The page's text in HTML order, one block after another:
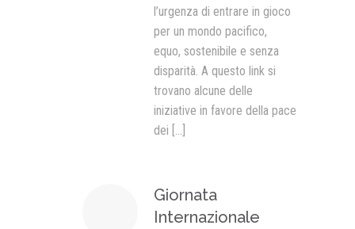
l’urgenza di entrare in gioco
per un mondo pacifico,
equo, sostenibile e senza
disparità. A questo link si
trovano alcune delle
iniziative in favore della pace
dei [...]
Giornata
Internazionale